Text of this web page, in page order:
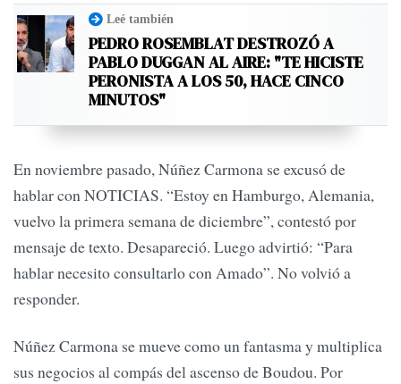
Leé también
PEDRO ROSEMBLAT DESTROZÓ A
PABLO DUGGAN AL AIRE: "TE HICISTE
PERONISTA A LOS 50, HACE CINCO
MINUTOS"
En noviembre pasado, Núñez Carmona se excusó de
hablar con NOTICIAS. “Estoy en Hamburgo, Alemania,
vuelvo la primera semana de diciembre”, contestó por
mensaje de texto. Desapareció. Luego advirtió: “Para
hablar necesito consultarlo con Amado”. No volvió a
responder.
Núñez Carmona se mueve como un fantasma y multiplica
sus negocios al compás del ascenso de Boudou. Por